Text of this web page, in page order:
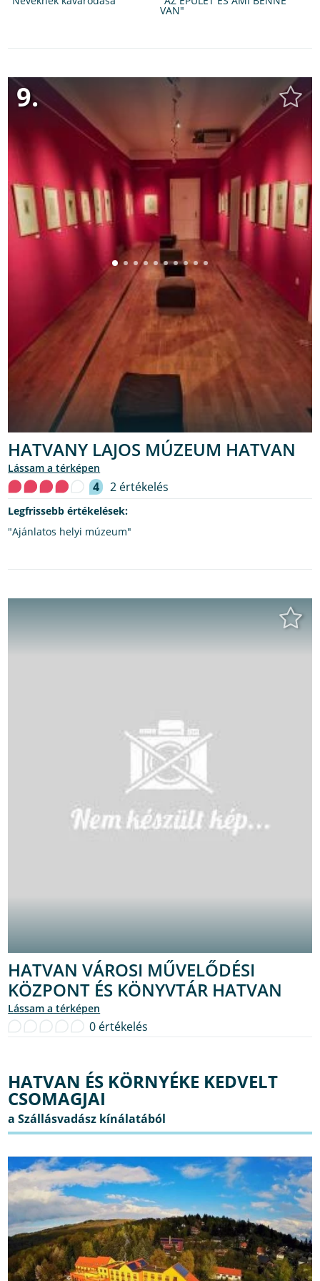
VAN"
9.
HATVANY LAJOS MÚZEUM HATVAN
lássam a térképen
4 2 értékelés
Legfrissebb értékelések:
"Ajánlatos helyi múzeum"
HATVAN VÁROSI MŰVELŐDÉSI
KÖZPONT ÉS KÖNYVTÁR HATVAN
lássam a térképen
0 értékelés
HATVAN ÉS KÖRNYÉKE KEDVELT
CSOMAGJAI